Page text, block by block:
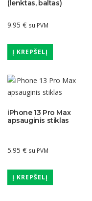
(lenktas, baltas)
9.95 € su PVM
Į KREPŠELĮ
iPhone 13 Pro Max
apsauginis stiklas
5.95 € su PVM
Į KREPŠELĮ